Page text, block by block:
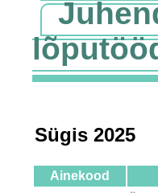
Sügis 2025
Ainekood